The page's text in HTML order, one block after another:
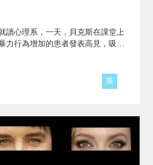
讀心理系，一天，貝克斯在課堂上
力行為增加的患者發表高見，吸引
英